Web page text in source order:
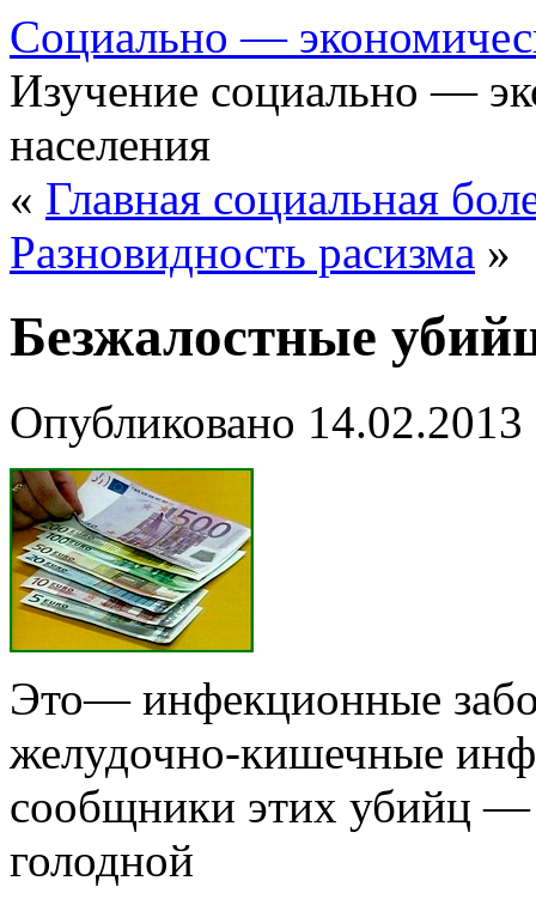
Cоциально —
Изучение социально —
населения
« Главная социальная
Разновидность расизма »
Безжалостные
Опубликовано 14.02.2013
Это— инфекционные
желудочно-ки­шечные
сообщники этих убийц —
голодной